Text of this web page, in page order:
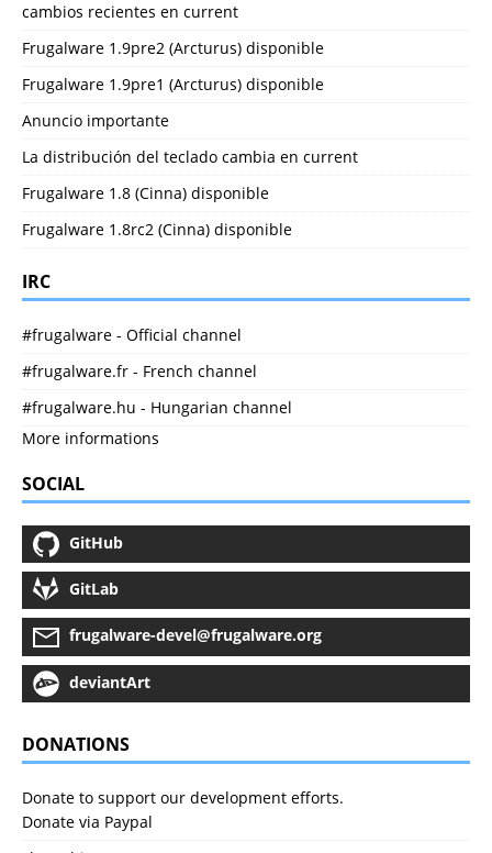
cambios recientes en current
Frugalware 1.9pre2 (Arcturus) disponible
Frugalware 1.9pre1 (Arcturus) disponible
Anuncio importante
La distribución del teclado cambia en current
Frugalware 1.8 (Cinna) disponible
Frugalware 1.8rc2 (Cinna) disponible
IRC
#frugalware - Official channel
#frugalware.fr - French channel
#frugalware.hu - Hungarian channel
More informations
SOCIAL
GitHub
GitLab
frugalware-devel@frugalware.org
deviantArt
DONATIONS
Donate to support our development efforts.
Donate via Paypal